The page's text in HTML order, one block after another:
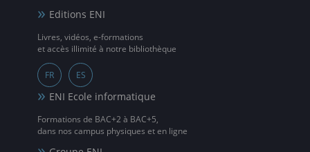
Editions ENI
Livres, vidéos, e-formations
et accès illimité à notre bibliothèque
FR ES
ENI Ecole informatique
Formations de BAC+2 à BAC+5,
dans nos campus physiques et en ligne